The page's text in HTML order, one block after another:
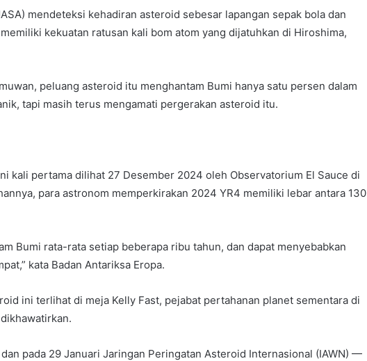
mendeteksi kehadiran asteroid sebesar lapangan sepak bola dan
kekuatan ratusan kali bom atom yang dijatuhkan di Hiroshima,
peluang asteroid itu menghantam Bumi hanya satu persen dalam
tapi masih terus mengamati pergerakan asteroid itu.
kali pertama dilihat 27 Desember 2024 oleh Observatorium El Sauce di
para astronom memperkirakan 2024 YR4 memiliki lebar antara 130
Bumi rata-rata setiap beberapa ribu tahun, dan dapat menyebabkan
kata Badan Antariksa Eropa.
ini terlihat di meja Kelly Fast, pejabat pertahanan planet sementara di
pada 29 Januari Jaringan Peringatan Asteroid Internasional (IAWN) —